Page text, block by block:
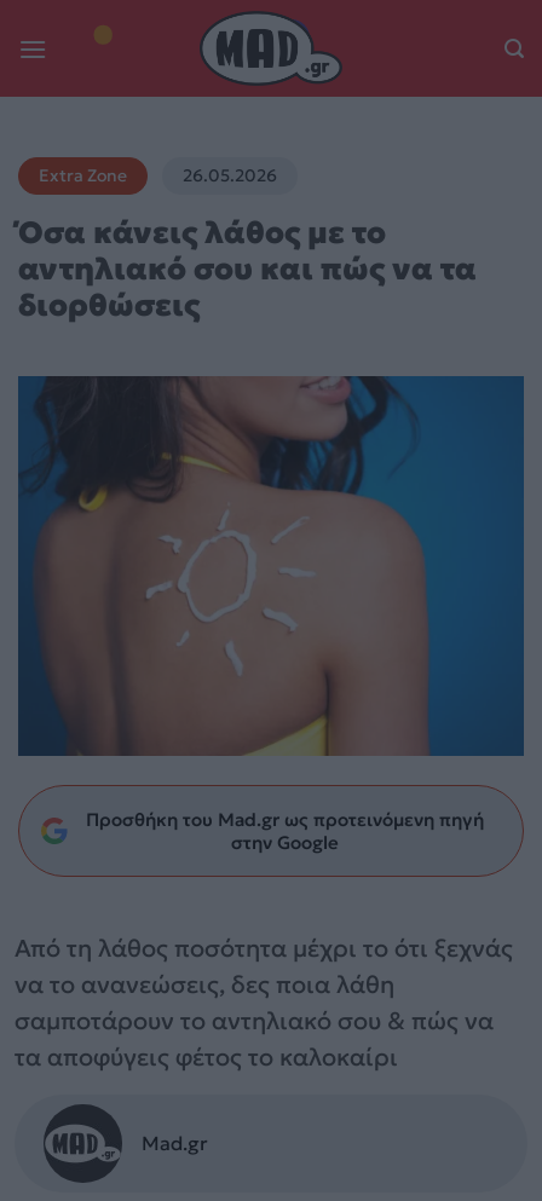
Extra Zone 26.05.2026
Όσα κάνεις λάθος με το
αντηλιακό σου και πώς να τα
διορθώσεις
Προσθήκη του Mad.gr ως προτεινόμενη πηγή
στην Google
Από τη λάθος ποσότητα μέχρι το ότι ξεχνάς
να το ανανεώσεις, δες ποια λάθη
σαμποτάρουν το αντηλιακό σου & πώς να
τα αποφύγεις φέτος το καλοκαίρι
Mad.gr